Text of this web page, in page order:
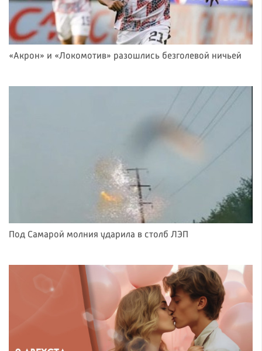
«Акрон» и «Локомотив» разошлись безголевой ничьей
Под Самарой молния ударила в столб ЛЭП